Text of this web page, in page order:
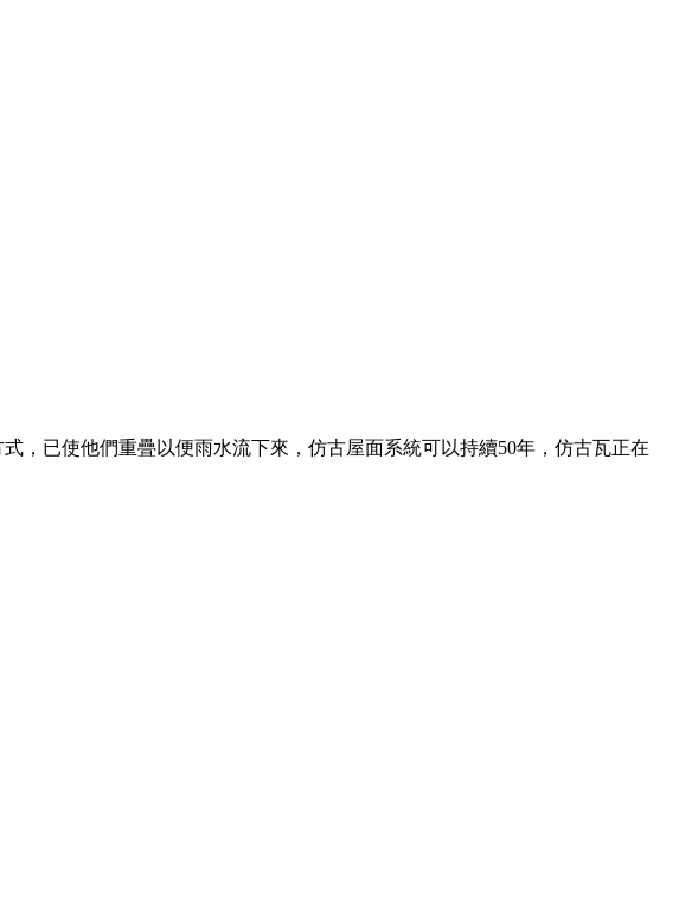
，已使他們重疊以便雨水流下來，仿古屋面系統可以持續50年，仿古瓦正在